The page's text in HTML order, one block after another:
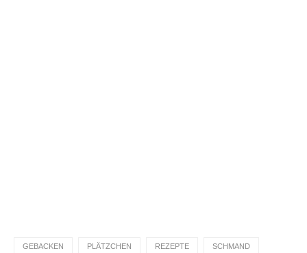
GEBACKEN PLÄTZCHEN REZEPTE SCHMAND